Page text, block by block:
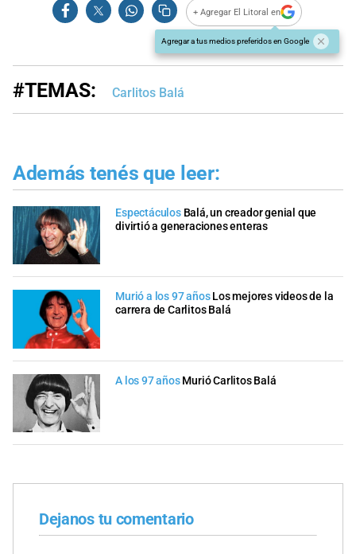
+ Agregar El Litoral en
Agregar a tus medios preferidos en Google
#TEMAS: Carlitos Balá
Además tenés que leer:
Espectáculos Balá, un creador genial que
divirtió a generaciones enteras
Murió a los 97 años Los mejores videos de la
carrera de Carlitos Balá
A los 97 años Murió Carlitos Balá
Dejanos tu comentario